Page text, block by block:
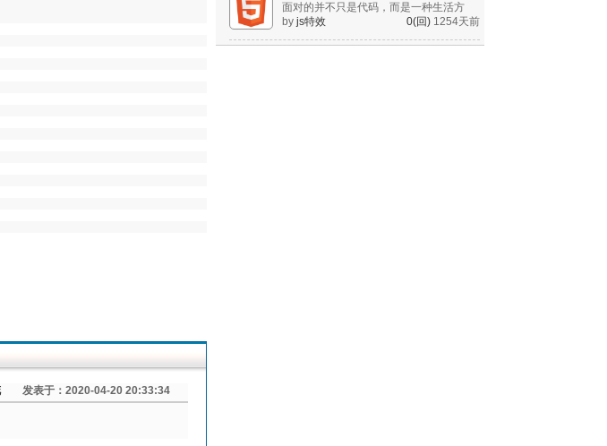
面对的并不只是代码，而是一种生活方
式。
by js特效 0(回) 1254天前
发表于：2020-04-20 20:33:34